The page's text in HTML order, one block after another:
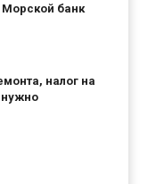
банк
налог на
нужно